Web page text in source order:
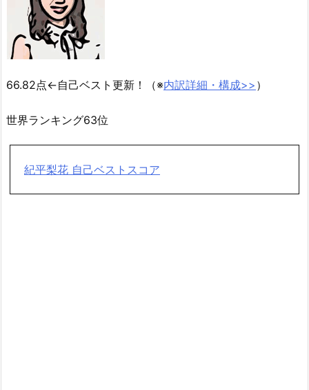
66.82点←自己ベスト更新！（※内訳詳細・構成>> ）
世界ランキング63位
紀平梨花 自己ベストスコア